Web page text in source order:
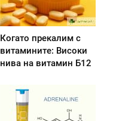
Когато прекалим с
витамините: Високи
нива на витамин Б12